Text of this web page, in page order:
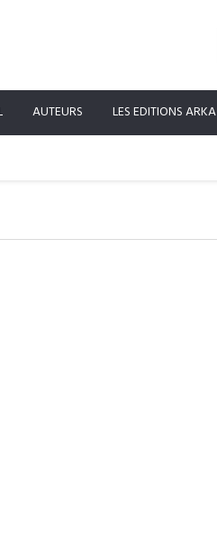
AUTEURS LES EDITIONS ARKA